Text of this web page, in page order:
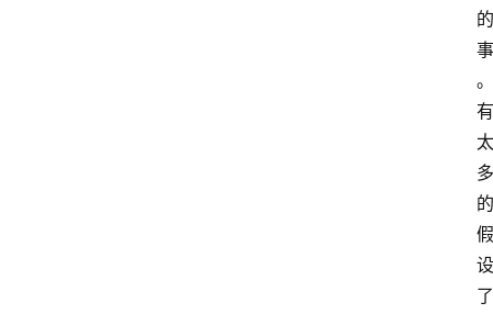
的
事
。
有
太
多
的
假
设
了